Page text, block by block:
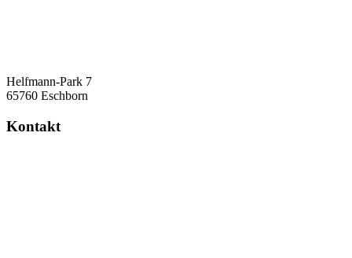
Helfmann-Park 7
65760 Eschborn
Kontakt